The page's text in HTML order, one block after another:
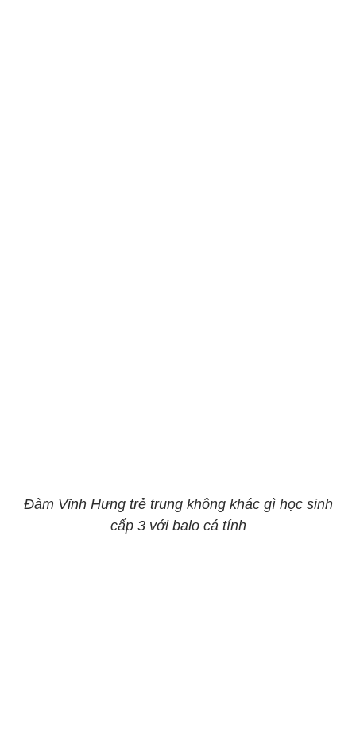
Đàm Vĩnh Hưng trẻ trung không khác gì học sinh
cấp 3 với balo cá tính